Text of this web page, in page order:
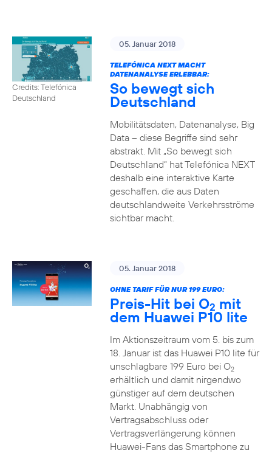
Credits: Telefónica
Deutschland
05. Januar 2018
TELEFÓNICA NEXT MACHT
DATENANALYSE ERLEBBAR:
So bewegt sich
Deutschland
Mobilitätsdaten, Datenanalyse, Big
Data – diese Begriffe sind sehr
abstrakt. Mit „So bewegt sich
Deutschland“ hat Telefónica NEXT
deshalb eine interaktive Karte
geschaffen, die aus Daten
deutschlandweite Verkehrsströme
sichtbar macht.
05. Januar 2018
OHNE TARIF FÜR NUR 199 EURO:
Preis-Hit bei O2 mit
dem Huawei P10 lite
Im Aktionszeitraum vom 5. bis zum
18. Januar ist das Huawei P10 lite für
unschlagbare 199 Euro bei O2
erhältlich und damit nirgendwo
günstiger auf dem deutschen
Markt. Unabhängig von
Vertragsabschluss oder
Vertragsverlängerung können
Huawei-Fans das Smartphone zu